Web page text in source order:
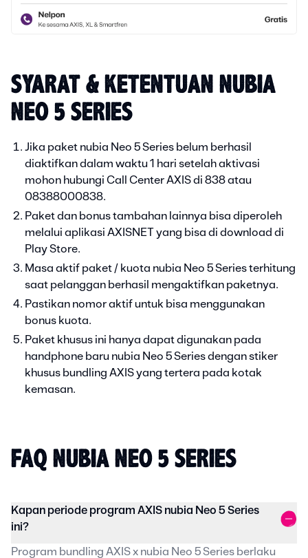
SYARAT & KETENTUAN NUBIA
NEO 5 SERIES
Jika paket nubia Neo 5 Series belum berhasil
diaktifkan dalam waktu 1 hari setelah aktivasi
mohon hubungi Call Center AXIS di 838 atau
08388000838.
Paket dan bonus tambahan lainnya bisa diperoleh
melalui aplikasi AXISNET yang bisa di download di
Play Store.
Masa aktif paket / kuota nubia Neo 5 Series terhitung
saat pelanggan berhasil mengaktifkan paketnya.
Pastikan nomor aktif untuk bisa menggunakan
bonus kuota.
Paket khusus ini hanya dapat digunakan pada
handphone baru nubia Neo 5 Series dengan stiker
khusus bundling AXIS yang tertera pada kotak
kemasan.
FAQ NUBIA NEO 5 SERIES
Kapan periode program AXIS nubia Neo 5 Series
ini?
Program bundling AXIS x nubia Neo 5 Series berlaku